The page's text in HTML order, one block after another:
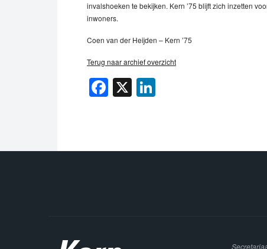
invalshoeken te bekijken. Kern ’75 blijft zich inzetten
inwoners.
Coen van der Heijden – Kern ’75
Terug naar archief overzicht
Facebook
X